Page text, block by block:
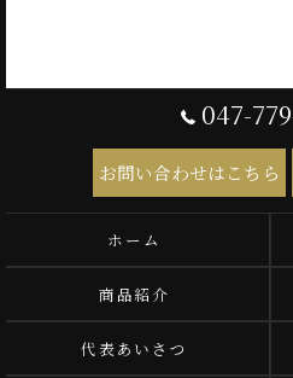
047-
お問い合わせはこちら
ホーム
商品紹介
代表あいさつ